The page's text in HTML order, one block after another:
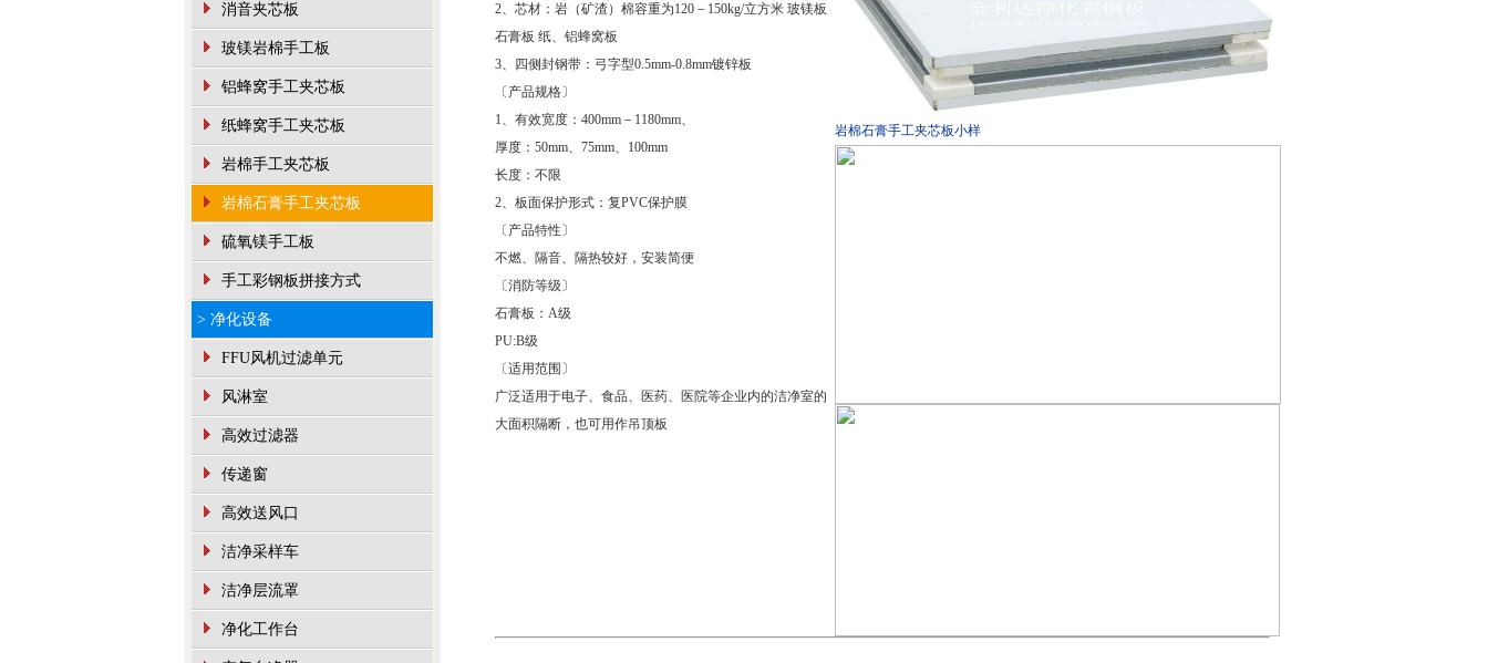
消音夹芯板
玻镁岩棉手工板
铝蜂窝手工夹芯板
纸蜂窝手工夹芯板
岩棉手工夹芯板
岩棉石膏手工夹芯板
硫氧镁手工板
手工彩钢板拼接方式
> 净化设备
FFU风机过滤单元
风淋室
高效过滤器
传递窗
高效送风口
洁净采样车
洁净层流罩
净化工作台
2、芯材：岩（矿渣）棉容重为120－150kg/立方米 玻镁板
石膏板 纸、铝蜂窝板
3、四侧封钢带：弓字型0.5mm-0.8mm镀锌板
〔产品规格〕
1、有效宽度：400mm－1180mm、
厚度：50mm、75mm、100mm
长度：不限
2、板面保护形式：复PVC保护膜
〔产品特性〕
不燃、隔音、隔热较好，安装简便
〔消防等级〕
石膏板：A级
PU:B级
〔适用范围〕
广泛适用于电子、食品、医药、医院等企业内的洁净室的
大面积隔断，也可用作吊顶板
岩棉石膏手工夹芯板小样